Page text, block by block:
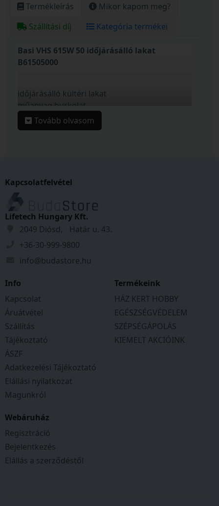
Termékleírás
Mikor kapom meg?
Szállítási díj
Kategória termékei
Basi VHS 615W 50 időjárásálló lakat
B61505000
időjárásálló kültéri lakat
műanyag burkolat
zártakaró sapka
gumibevonatú acél kengyel
Tulajdonságok
Zárszerkezet:
Kulcsos
Kengyel vastagság: 10
mm
Szélesség:
Anyag:
Acél
Tovább olvasom
Kapcsolatfelvétel
Lifetech Hungary Kft.
2049 Diósd, Határ u. 43.
+36-30-999-9800
info@budastore.hu
Info
Kapcsolat
Áruátvétel
Szállítás
Tájékoztató
ÁSZF
Adatkezelési Tájékoztató
Elállási nyilatkozat
Magunkról
Termékeink
HÁZ KERT HOBBY
EGÉSZSÉGVÉDELEM
SZÉPSÉGÁPOLÁS
KIEMELT AKCIÓINK
Webáruház
Regisztráció
Bejelentkezés
Elállás a szerződéstől